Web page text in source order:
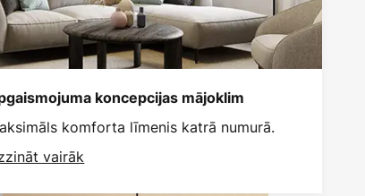
koncepcijas mājoklim
komforta līmenis katrā numurā.
vairāk